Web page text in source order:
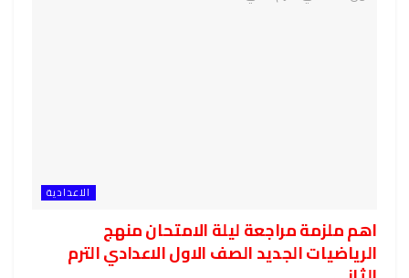
الاعدادية
اهم ملزمة مراجعة ليلة الامتحان منهج
الرياضيات الجديد الصف الاول الاعدادي الترم